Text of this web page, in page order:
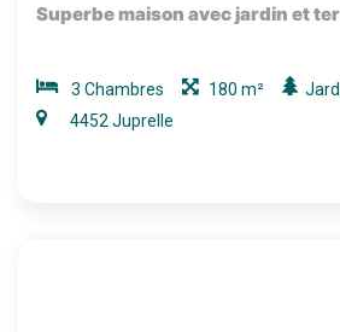
Superbe maison avec jardin et
3 Chambres 180 m²
4452 Juprelle